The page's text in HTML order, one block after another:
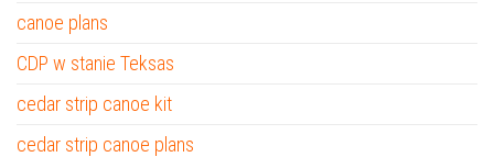
canoe plans
CDP w stanie Teksas
cedar strip canoe kit
cedar strip canoe plans